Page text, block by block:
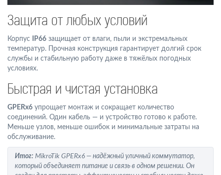
Защита от любых условий
Корпус IP66 защищает от влаги, пыли и экстремальных
температур. Прочная конструкция гарантирует долгий срок
службы и стабильную работу даже в тяжёлых погодных
условиях.
Быстрая и чистая установка
GPERx6 упрощает монтаж и сокращает количество
соединений. Один кабель — и устройство готово к работе.
Меньше узлов, меньше ошибок и минимальные затраты на
обслуживание.
Итог: MikroTik GPERx6 — надёжный уличный коммутатор,
который объединяет питание и связь в одном решении. Он